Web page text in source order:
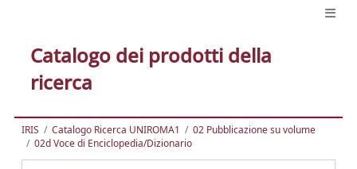
Catalogo dei prodotti della
ricerca
IRIS Catalogo Ricerca UNIROMA1
02 Pubblicazione su volume
02d Voce di Enciclopedia/Dizionario